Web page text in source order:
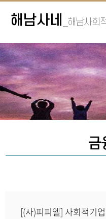
해남사네 _해남사회
금
[(사)피피엘] 사회적기